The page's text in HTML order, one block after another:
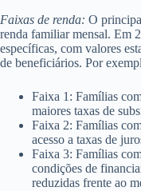
Faixas de renda: O
renda familiar mensal. Em
específicas, com valores
de beneficiários. Por
Faixa 1: Famílias
maiores taxas de
Faixa 2: Famílias
acesso a taxas de
Faixa 3: Famílias
condições de
reduzidas frente ao